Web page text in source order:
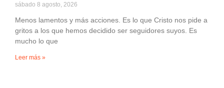
sábado 8 agosto, 2026
Menos lamentos y más acciones. Es lo que Cristo nos pide a
gritos a los que hemos decidido ser seguidores suyos. Es
mucho lo que
Leer más »